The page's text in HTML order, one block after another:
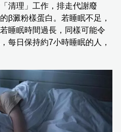
清理」工作，排走代謝廢
β澱粉樣蛋白。若睡眠不足，
睡眠時間過長，同樣可能令
每日保持約7小時睡眠的人，